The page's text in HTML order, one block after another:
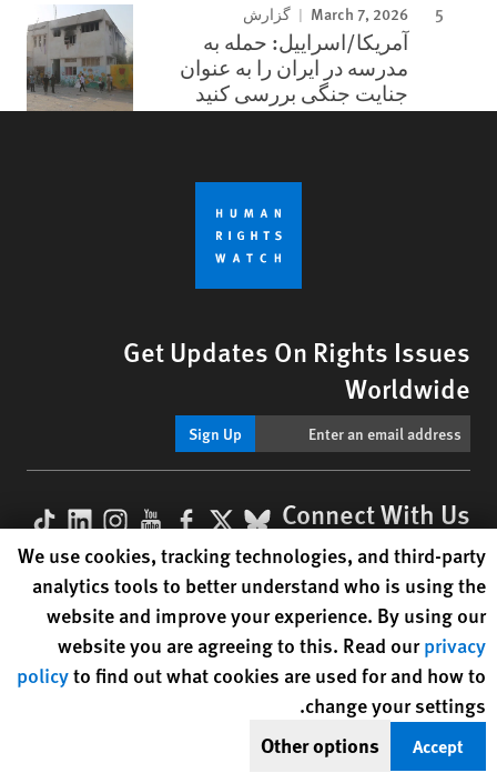
March 7, 2026 گزارش
آمریکا/اسراییل: حمله به
مدرسه در ایران را به عنوان
جنایت جنگی بررسی کنید
Get Updates On Rights Issues
Worldwide
Sign Up
Connect With Us
BlueSky
X
Facebook
YouTube
Footer
menu
Text Version
Human Rights Watch| 350 Fifth Avenue, 34th Floor | New York,NY
10118-3299USA|t1.212.290.4700
is a 501(C)(3) nonprofit registered in the US
under EIN: 13-2875808
Human Rights Watch cookie preferences
We use cookies, tracking technologies, and third-party
analytics tools to better understand who is using the
website and improve your experience. By using our
website you are agreeing to this. Read ourprivacy
policyto find out what cookies are used for and how to
change your settings.
Accept
Other options